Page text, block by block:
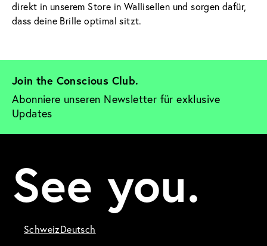
direkt in unserem Store in Wallisellen und sorgen dafür,
dass deine Brille optimal sitzt.
Join the Conscious Club.
Abonniere unseren Newsletter für exklusive
Updates
See you.
SchweizDeutsch